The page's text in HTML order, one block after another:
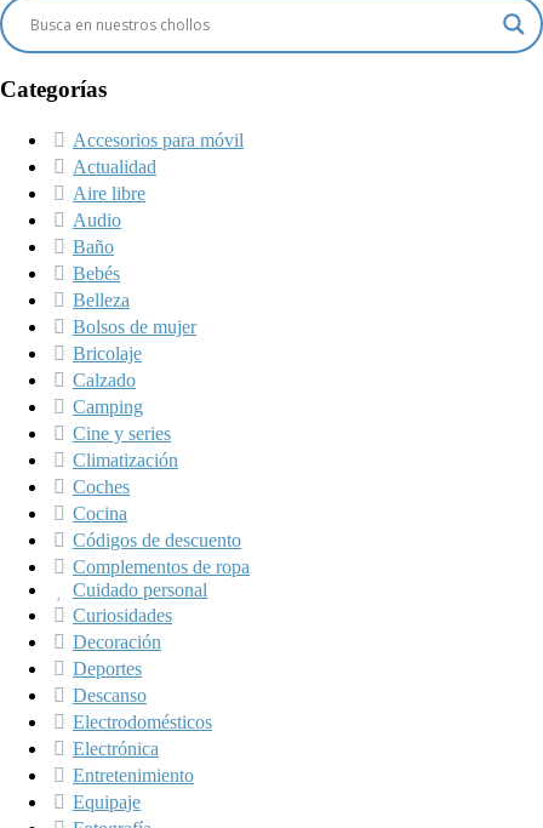
Categorías
Accesorios para móvil
Actualidad
Aire libre
Audio
Baño
Bebés
Belleza
Bolsos de mujer
Bricolaje
Calzado
Camping
Cine y series
Climatización
Coches
Cocina
Códigos de descuento
Complementos de ropa
Cuidado personal
Curiosidades
Decoración
Deportes
Descanso
Electrodomésticos
Electrónica
Entretenimiento
Equipaje